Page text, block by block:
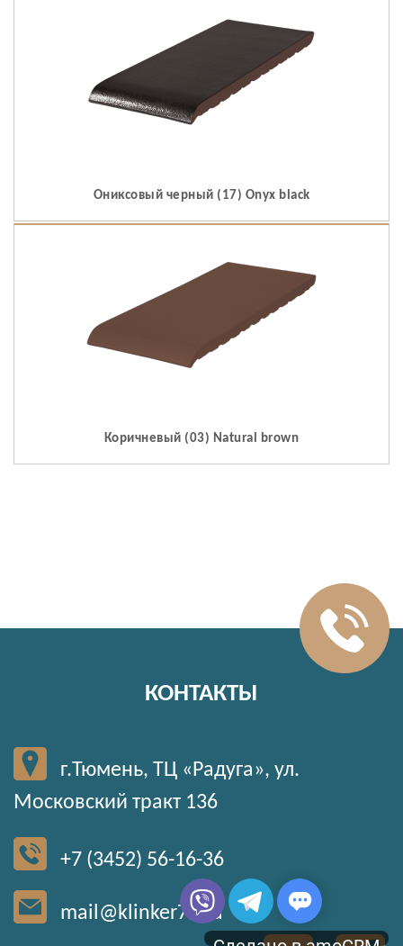
Ониксовый черный (17) Onyx black
Коричневый (03) Natural brown
КОНТАКТЫ
г.Тюмень, ТЦ «Радуга», ул.
Московский тракт 136
+7 (3452) 56-16-36
mail@klinker72.ru